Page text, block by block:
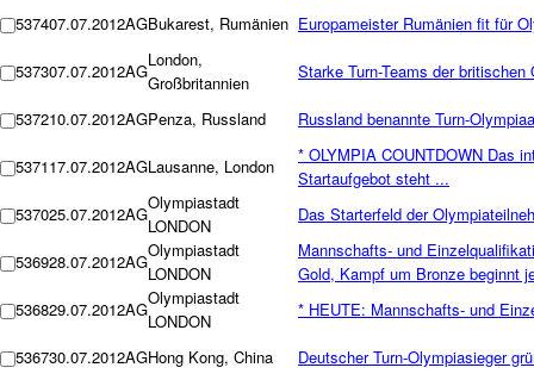
537407.07.2012AGBukarest, Rumänien Europameister Rumänien fit für
537307.07.2012AG
London,
Großbritannien
Starke Turn-Teams der
537210.07.2012AGPenza, Russland Russland benannte Turn-
537117.07.2012AGLausanne, London
* OLYMPIA COUNTDOWN Das
Startaufgebot steht ...
537025.07.2012AG
Olympiastadt
LONDON
Das Starterfeld der
536928.07.2012AG
Olympiastadt
LONDON
Mannschafts- und
Gold, Kampf um Bronze beginnt
536829.07.2012AG
Olympiastadt
LONDON
* HEUTE: Mannschafts- und
536730.07.2012AGHong Kong, China Deutscher Turn-Olympiasieger